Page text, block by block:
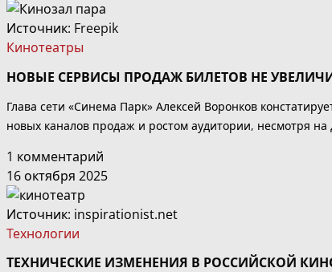
Источник: Freepik
Кинотеатры
НОВЫЕ СЕРВИСЫ ПРОДАЖ БИЛЕТОВ НЕ
Глава сети «Синема Парк» Алексей Воронков
новых каналов продаж и ростом аудитории, несмотря
1 комментарий
16 октября 2025
Источник: inspirationist.net
Технологии
ТЕХНИЧЕСКИЕ ИЗМЕНЕНИЯ В РОССИЙСКОЙ